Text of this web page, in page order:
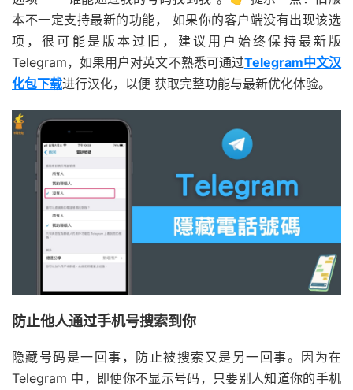
本不一定支持最新的功能， 如果你的客户端没有出现该选
项，很可能是版本过旧，建议用户始终保持最新版
Telegram，如果用户对英文不熟悉可通过Telegram中文汉
化包下载进行汉化，以便 获取完整功能与最新优化体验。
防止他人通过手机号搜索到你
隐藏号码是一回事，防止被搜索又是另一回事。因为在
Telegram 中，即便你不显示号码，只要别人知道你的手机